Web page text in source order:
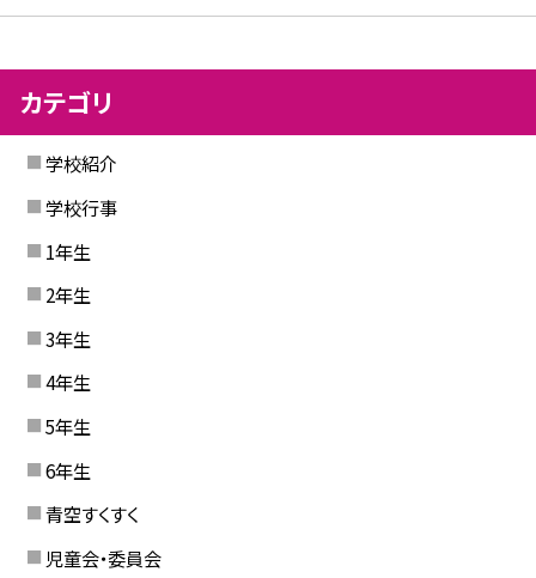
カテゴリ
学校紹介
学校行事
1年生
2年生
3年生
4年生
5年生
6年生
青空すくすく
児童会・委員会